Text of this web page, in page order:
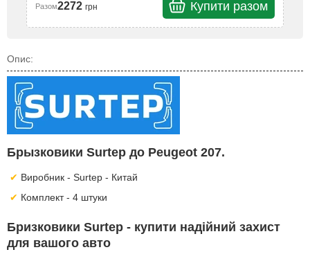
Разом2272 грн Купити разом
Опис:
Брызковики Surtep до Peugeot 207.
Виробник - Surtep - Китай
Комплект - 4 штуки
Бризковики Surtep - купити надійний захист
для вашого авто